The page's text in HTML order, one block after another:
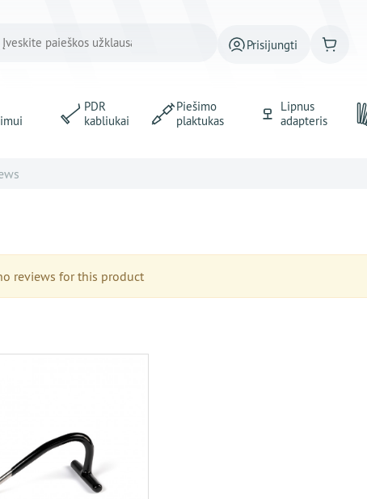
Prisijungti
PDR
kabliukai
Piešimo
plaktukas
Lipnus
adapteris
reviews for this product